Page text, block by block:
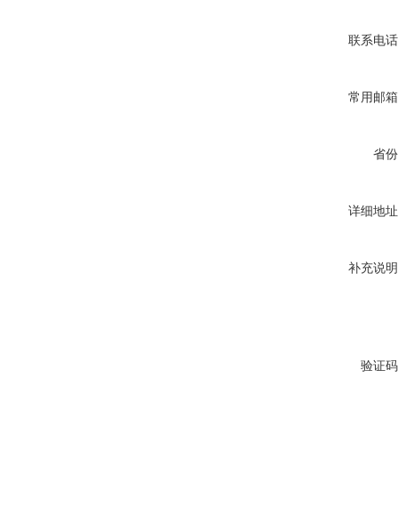
联系电
常用邮
省
详细地
补充说
验证